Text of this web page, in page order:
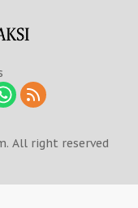
All right reserved